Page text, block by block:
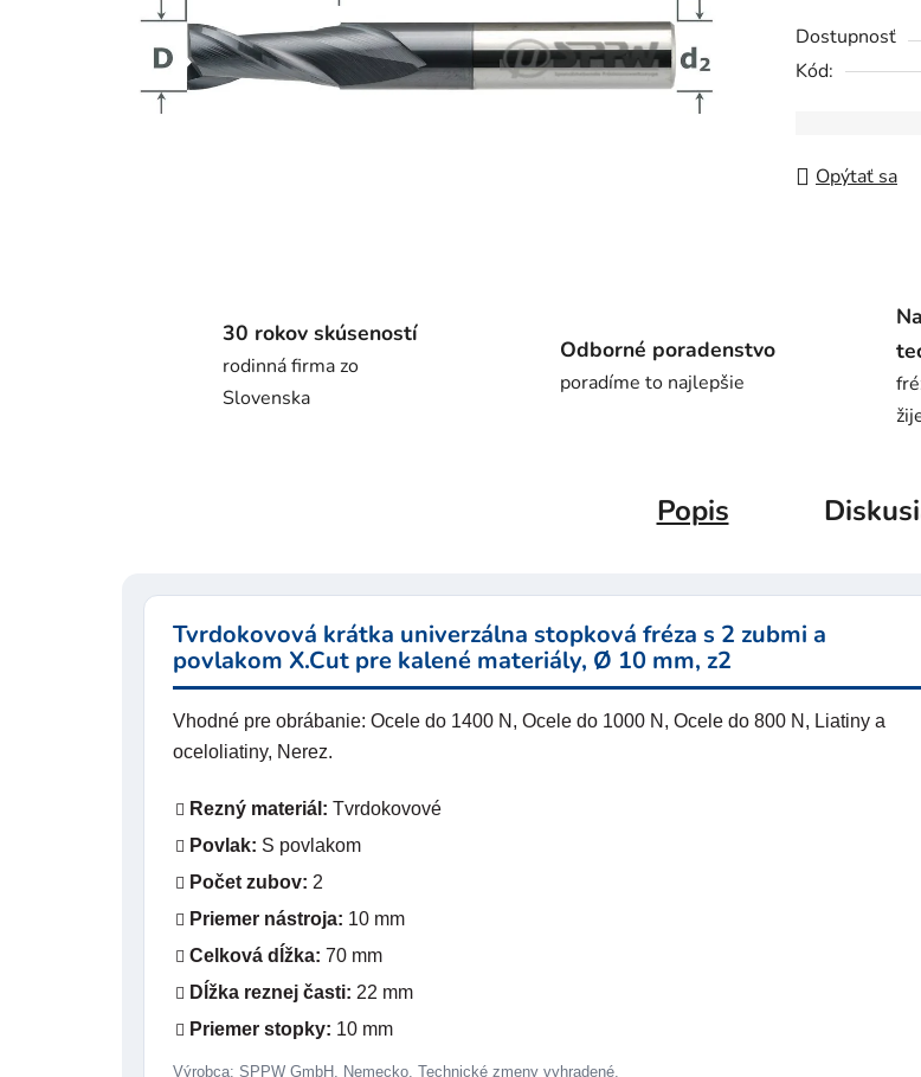
z
5
Dostupnosť
Kód:
Opýtať sa
30 rokov skúseností
rodinná firma zo
Slovenska
Odborné poradenstvo
poradíme to najlepšie
Popis
Tvrdokovová krátka univerzálna stopková fréza s 2 zubmi a
povlakom X.Cut pre kalené materiály, Ø 10 mm, z2
Vhodné pre obrábanie: Ocele do 1400 N, Ocele do 1000 N, Ocele do 800 N, Liatiny a
oceloliatiny, Nerez.
Rezný materiál: Tvrdokovové
Povlak: S povlakom
Počet zubov: 2
Priemer nástroja: 10 mm
Celková dĺžka: 70 mm
Dĺžka reznej časti: 22 mm
Priemer stopky: 10 mm
Výrobca: SPPW GmbH, Nemecko. Technické zmeny vyhradené.